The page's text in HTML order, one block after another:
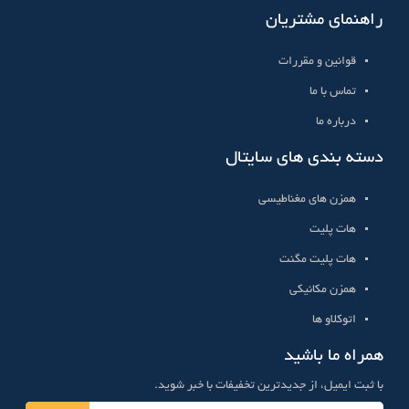
راهنمای مشتریان
قوانین و مقررات
تماس با ما
درباره ما
دسته بندی های سایتال
همزن های مغناطیسی
هات پلیت
هات پلیت مگنت
همزن مکانیکی
اتوکلاو ها
همراه ما باشید
با ثبت ایمیل، از جدیدترین تخفیفات با خبر شوید.